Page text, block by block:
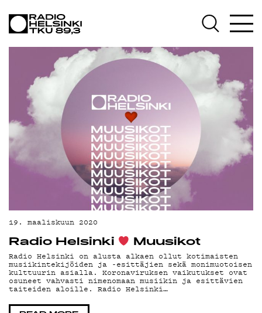
19. maaliskuun 2020
Radio Helsinki
Muusikot
Radio Helsinki on alusta alkaen ollut kotimaisten
musiikintekijöiden ja -esittäjien sekä monimuotoisen
kulttuurin asialla. Koronaviruksen vaikutukset ovat
osuneet vahvasti nimenomaan musiikin ja esittävien
taiteiden aloille. Radio Helsinki…